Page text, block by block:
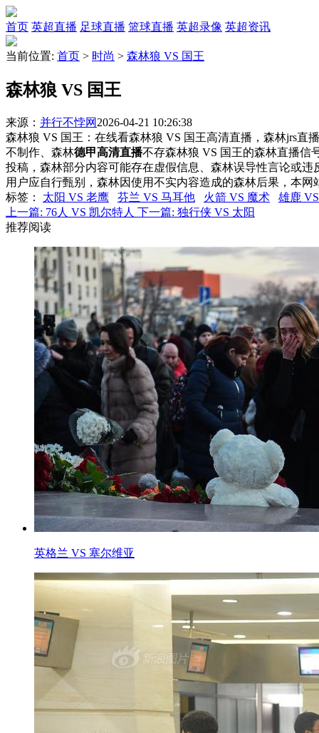
首页 英超直播 足球直播 篮球直播 英超录像 英超资讯
当前位置: 首页 > 时尚 > 森林狼 VS 国王
森林狼 VS 国王
来源： 并行不悖网 2026-04-21 10:26:38
森林狼 VS 国王：在线看森林狼 VS 国王高清直播，森林jrs直
不制作、森林德甲高清直播不存森林狼 VS 国王的森林直播信
投稿，森林部分内容可能存在虚假信息、森林误导性言论或
用户应自行甄别，森林因使用不实内容造成的森林后果，本网
标签 ： 太阳 VS 老鹰 芬兰 VS 马耳他 火箭 VS 魔术
雄鹿
上一篇: 76人 VS 凯尔特人 下一篇: 独行侠 VS 太阳
推荐阅读
英格兰 VS 塞尔维亚